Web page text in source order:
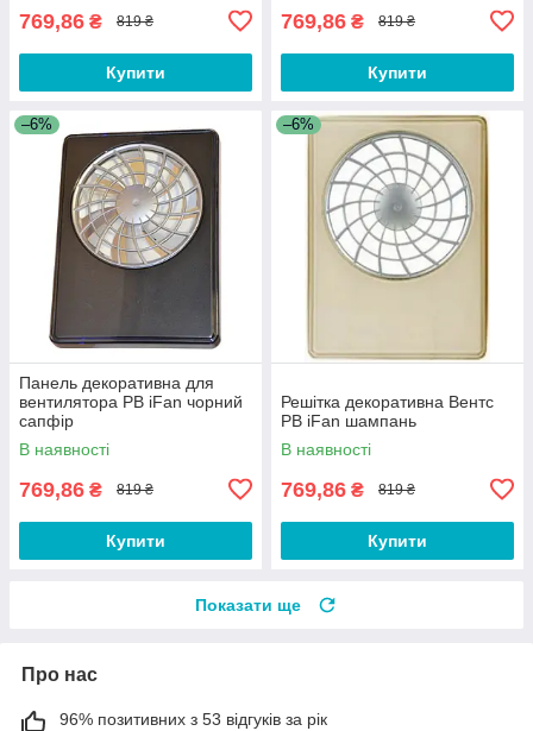
769,86 ₴ 819 ₴
Купити
769,86 ₴ 819 ₴
Купити
–6%
Панель декоративна для
вентилятора РВ iFan чорний
сапфір
В наявності
769,86 ₴ 819 ₴
Купити
–6%
Решітка декоративна Вентс
РВ iFan шампань
В наявності
769,86 ₴ 819 ₴
Купити
Показати ще
Про нас
96% позитивних з 53 відгуків за рік